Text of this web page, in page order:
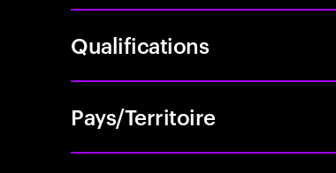
Qualifications
Pays/Territoire